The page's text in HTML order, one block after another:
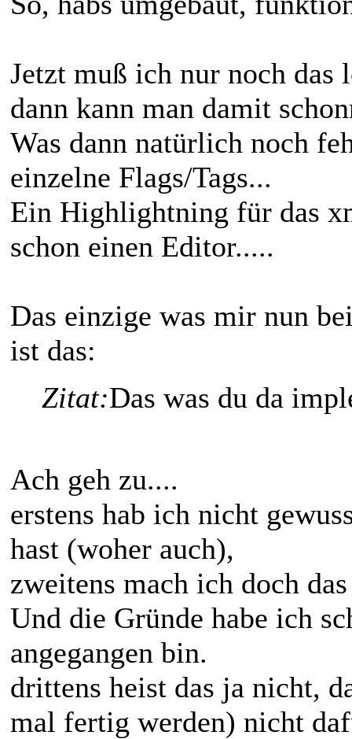
Jetzt muß ich nur noch das
dann kann man damit
Was dann natürlich noch
einzelne Flags/Tags...
Ein Highlightning für das
schon einen Editor.....
Das einzige was mir nun
ist das:
Zitat:Das was du da
Ach geh zu....
erstens hab ich nicht
hast (woher auch),
zweitens mach ich doch
Und die Gründe habe ich
angegangen bin.
drittens heist das ja nicht,
mal fertig werden) nicht